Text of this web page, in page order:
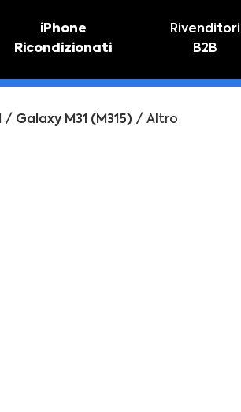
iPhone
Ricondizionati
Rivenditori
B2B
RIPARAZIONE IPHONE
Riparazione schermo
/ Galaxy M31 (M315) / Altro